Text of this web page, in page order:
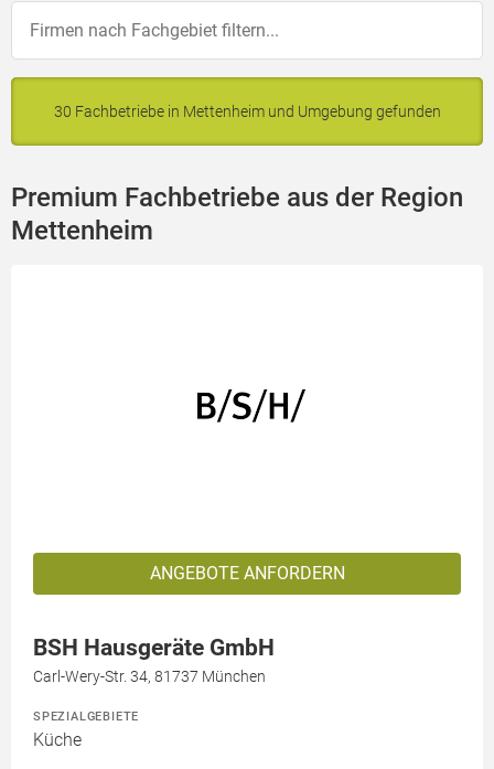
30 Fachbetriebe in Mettenheim und Umgebung gefunden
Premium Fachbetriebe aus der Region
Mettenheim
ANGEBOTE ANFORDERN
BSH Hausgeräte GmbH
Carl-Wery-Str. 34, 81737 München
SPEZIALGEBIETE
Küche